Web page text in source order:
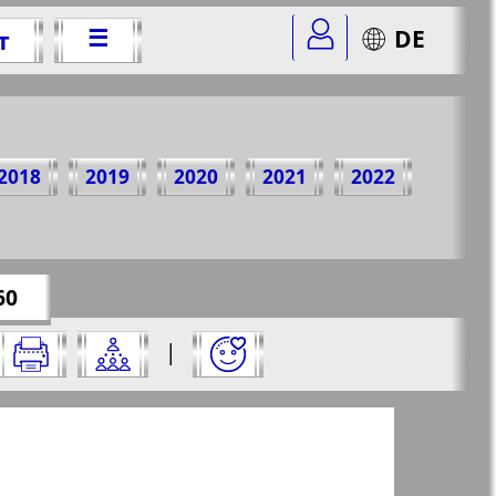
☰ DE
2019 2020 2021
2022
|
г.